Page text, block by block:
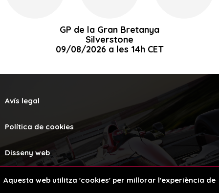
GP de la Gran Bretanya
Silverstone
09/08/2026 a les 14h CET
Avís legal
Política de cookies
Disseny web
Aquesta web utilitza 'cookies' per millorar l'experiència de